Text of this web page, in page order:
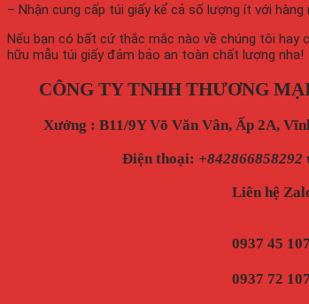
– Nhận cung cấp túi giấy kể cả số lượng ít với hàng
Nếu bạn có bất cứ thắc mắc nào về chúng tôi
hữu mẫu túi giấy đảm bảo an toàn chất lượng nha!
CÔNG TY TNHH THƯƠNG
Xưởng : B11/9Y Võ Văn Vân, Ấp 2A,
Điện thoại: +842866858292
Liên hệ
0937 45
0937 72